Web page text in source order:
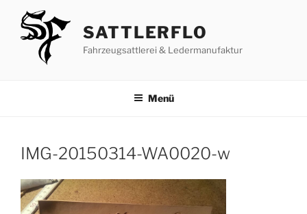
Inhalt
springen
SATTLERFLO
Fahrzeugsattlerei & Ledermanufaktur
Menü
IMG-20150314-WA0020-w